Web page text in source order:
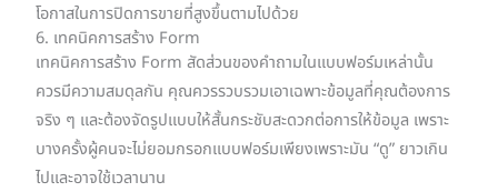
โอกาสในการปิดการขายที่สูงขึ้นตามไปด้วย
6. เทคนิคการสร้าง Form
เทคนิคการสร้าง Form สัดส่วนของคำถามในแบบฟอร์มเหล่านั้น
ควรมีความสมดุลกัน คุณควรรวบรวมเอาเฉพาะข้อมูลที่คุณต้องการ
จริง ๆ และต้องจัดรูปแบบให้สั้นกระชับสะดวกต่อการให้ข้อมูล เพราะ
บางครั้งผู้คนจะไม่ยอมกรอกแบบฟอร์มเพียงเพราะมัน “ดู” ยาวเกิน
ไปและอาจใช้เวลานาน